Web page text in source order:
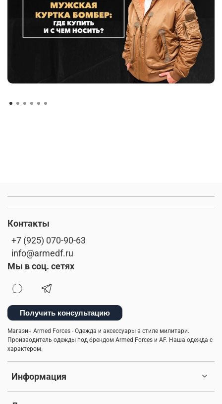
Информация
Контакты
+7 (925) 070-90-63
info@armedf.ru
Мы в соц. сетях
Получить консультацию
Магазин Armed Forces - Одежда и аксессуары в стиле милитари.
Производитель одежды под брендом Armed Forces и AF. Наша одежда с
характером.